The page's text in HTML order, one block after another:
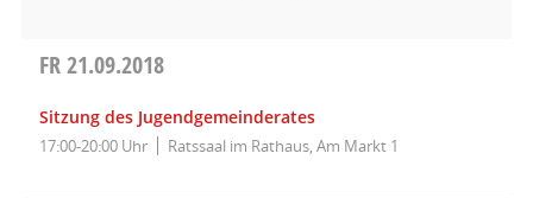
FR21.09.2018
Sitzung des Jugendgemeinderates
17:00-20:00 Uhr Ratssaal im Rathaus, Am Markt 1